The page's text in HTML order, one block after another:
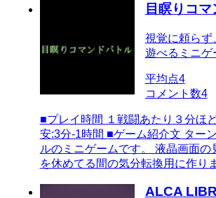
目瞑りコ
視覚に頼らず
遊べるミニゲ
平均点4
コメント数4
■プレイ時間 １戦闘あたり３分ほ
安:3分-1時間 ■ゲーム紹介文 ター
ルのミニゲームです。 液晶画面の
を休めてる間の気分転換用に作り
ALCA